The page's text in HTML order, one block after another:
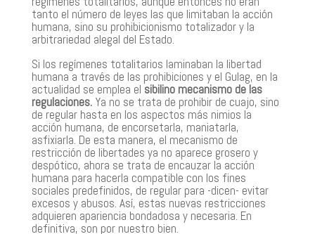
tanto el número de leyes las que limitaban la acción
humana, sino su prohibicionismo totalizador y la
arbitrariedad alegal del Estado.
Si los regímenes totalitarios laminaban la libertad
humana a través de las prohibiciones y el Gulag, en la
actualidad se emplea el sibilino mecanismo de las
regulaciones.Ya no se trata de prohibir de cuajo, sino
de regular hasta en los aspectos más nimios la
acción humana, de encorsetarla, maniatarla,
asfixiarla. De esta manera, el mecanismo de
restricción de libertades ya no aparece grosero y
despótico, ahora se trata de encauzar la acción
humana para hacerla compatible con los fines
sociales predefinidos, de regular para -dicen- evitar
excesos y abusos. Así, estas nuevas restricciones
adquieren apariencia bondadosa y necesaria. En
definitiva, son por nuestro bien.